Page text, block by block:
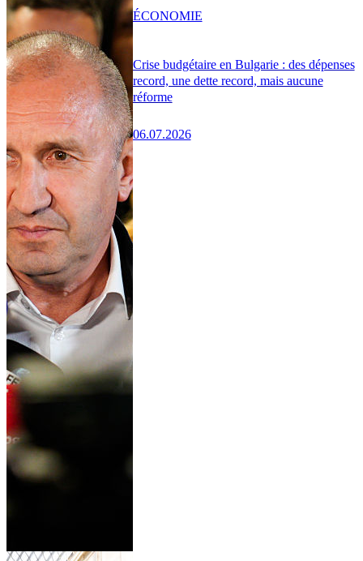
Crise budgétaire en Bulgarie : des dépenses
record, une dette record, mais aucune
réforme
06.07.2026
ÉCONOMIE